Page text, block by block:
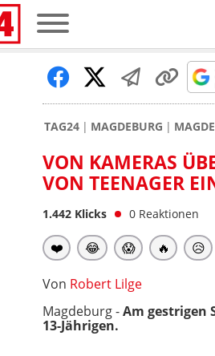
TAG24 MAGDEBURG
VON KAMERAS
VON TEENAGER
1.442 Klicks 0 Reaktionen
❤️ 😂 😱 🔥 😥
Von Robert Lilge
Magdeburg -Am gestrigen
13-Jährigen.